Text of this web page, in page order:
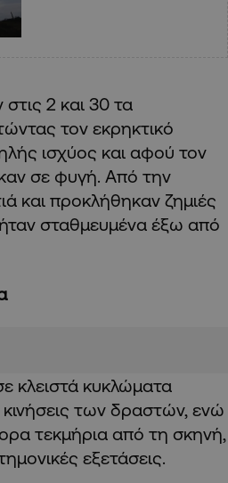
2 και 30 τα
τον εκρηκτικό
ισχύος και αφού τον
σε φυγή. Από την
και προκλήθηκαν ζημιές
σταθμευμένα έξω από
κλειστά κυκλώματα
των δραστών, ενώ
τεκμήρια από τη σκηνή,
εξετάσεις.